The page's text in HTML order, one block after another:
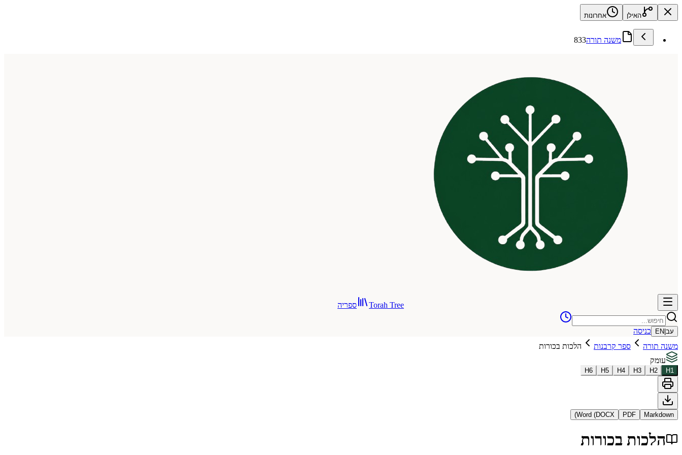
האילן אחרונות
משנה תורה833
Torah Tree ספריה
עב EN
כניסה
משנה תורה
ספר קרבנות
הלכות בכורות
עומק
H1
H2
H3
H4
H5
H6
Markdown
PDF
Word (DOCX)
הלכות בכורות